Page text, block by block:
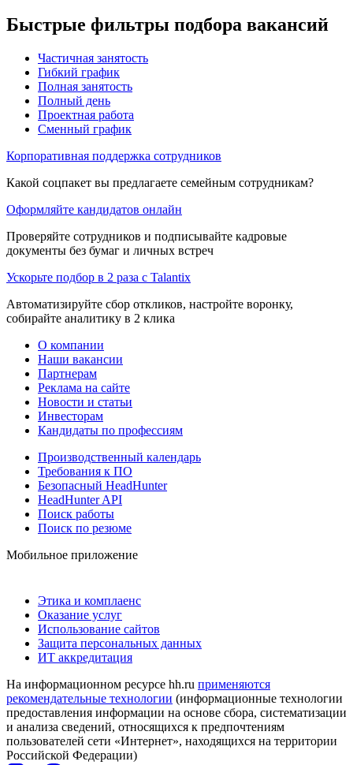
Быстрые фильтры подбора вакансий
Частичная занятость
Гибкий график
Полная занятость
Полный день
Проектная работа
Сменный график
Корпоративная поддержка сотрудников
Какой соцпакет вы предлагаете семейным сотрудникам?
Оформляйте кандидатов онлайн
Проверяйте сотрудников и подписывайте кадровые
документы без бумаг и личных встреч
Ускорьте подбор в 2 раза с Talantix
Автоматизируйте сбор откликов, настройте воронку,
собирайте аналитику в 2 клика
О компании
Наши вакансии
Партнерам
Реклама на сайте
Новости и статьи
Инвесторам
Кандидаты по профессиям
Производственный календарь
Требования к ПО
Безопасный HeadHunter
HeadHunter API
Поиск работы
Поиск по резюме
Мобильное приложение
Этика и комплаенс
Оказание услуг
Использование сайтов
Защита персональных данных
ИТ аккредитация
На информационном ресурсе hh.ru применяются
рекомендательные технологии (информационные технологии
предоставления информации на основе сбора, систематизации
и анализа сведений, относящихся к предпочтениям
пользователей сети «Интернет», находящихся на территории
Российской Федерации)